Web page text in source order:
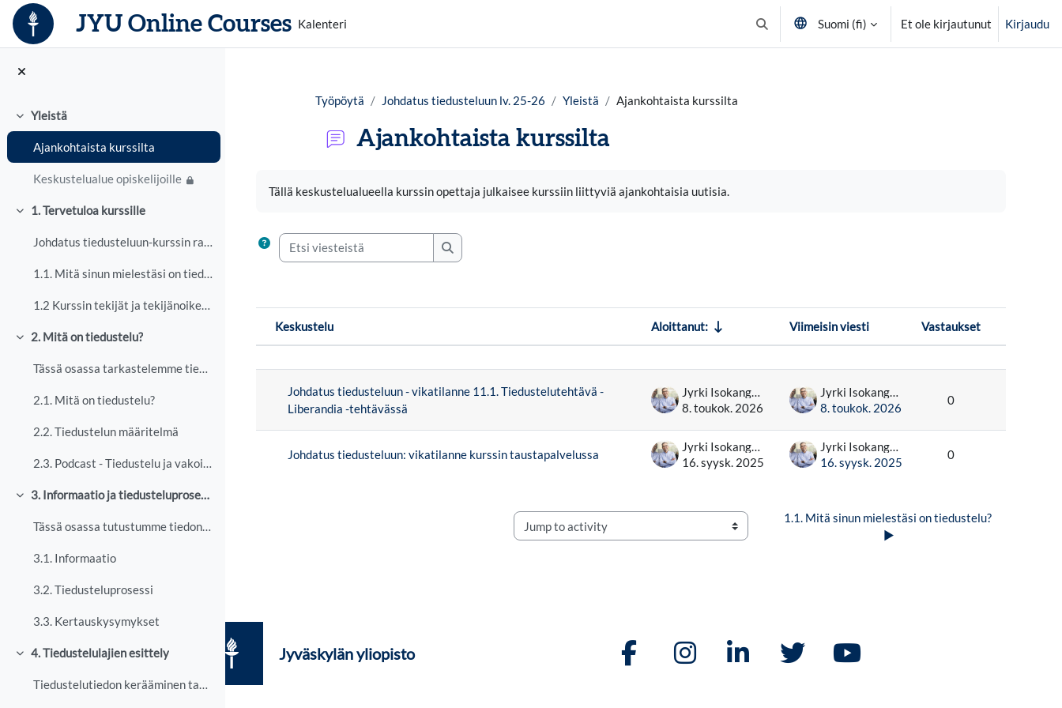
Siirry pääsisältöön
JYU Online Courses Kalenteri
Vaihda hakusyöttöä
Suomi ‎(fi)‎ Et ole kirjautunut Kirjaudu
Tiivistä
Yleistä
Ajankohtaista kurssilta
Keskustelualue opiskelijoille
Tiivistä
1. Tervetuloa kurssille
Johdatus tiedusteluun-kurssin rakenne ja sisältö T...
1.1. Mitä sinun mielestäsi on tiedustelu?
1.2 Kurssin tekijät ja tekijänoikeudet
Tiivistä
2. Mitä on tiedustelu?
Tässä osassa tarkastelemme tiedustelun määritelmää...
2.1. Mitä on tiedustelu?
2.2. Tiedustelun määritelmä
2.3. Podcast - Tiedustelu ja vakoilu - sodan voittaminen jo rauhan aikana.
Tiivistä
3. Informaatio ja tiedusteluprosessi
Tässä osassa tutustumme tiedon erilaisiin tasoihin...
3.1. Informaatio
3.2. Tiedusteluprosessi
3.3. Kertauskysymykset
Tiivistä
4. Tiedustelulajien esittely
Tiedustelutiedon kerääminen tapahtuu eri tiedustel...
Työpöytä Johdatus tiedusteluun lv. 25-26 Yleistä Ajankohtaista kurssilta
Ajankohtaista kurssilta
Tällä keskustelualueella kurssin opettaja julkaisee kurssiin liittyviä ajankohtaisia uutisia.
Etsi viesteistä
Etsi viesteistä
Tilanne
Keskustelu Aloittanut: Viimeisin viesti
Vastaukset
Toiminnot
Johdatus tiedusteluun - vikatilanne 11.1. Tiedustelutehtävä -
Liberandia -tehtävässä
8. toukok. 2026
8. toukok. 2026
0
Johdatus tiedusteluun: vikatilanne kurssin taustapalvelussa
16. syysk. 2025
16. syysk. 2025
0
Jump to activity
1.1. Mitä sinun mielestäsi on tiedustelu?
▶︎
Jyväskylän yliopisto